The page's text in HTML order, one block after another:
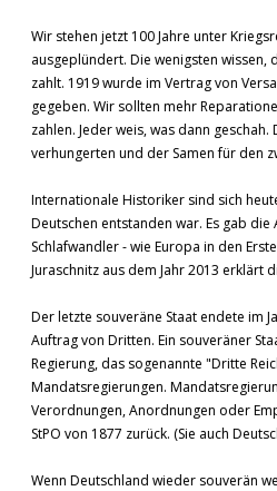
Wir stehen jetzt 100 Jahre unter
ausgeplündert. Die wenigsten wissen,
zahlt. 1919 wurde im Vertrag von
gegeben. Wir sollten mehr
zahlen. Jeder weis, was dann
verhungerten und der Samen für den
Internationale Historiker sind sich
Deutschen entstanden war. Es gab
Schlafwandler - wie Europa in den
Juraschnitz aus dem Jahr 2013 erklärt
Der letzte souveräne Staat endete im
Auftrag von Dritten. Ein souveräner
Regierung, das sogenannte "Dritte
Mandatsregierungen.
Verordnungen, Anordnungen oder
StPO von 1877 zurück. (Sie auch
Wenn Deutschland wieder souverän